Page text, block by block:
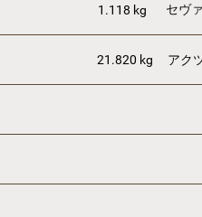
1.118 kg セヴ
21.820 kg アク